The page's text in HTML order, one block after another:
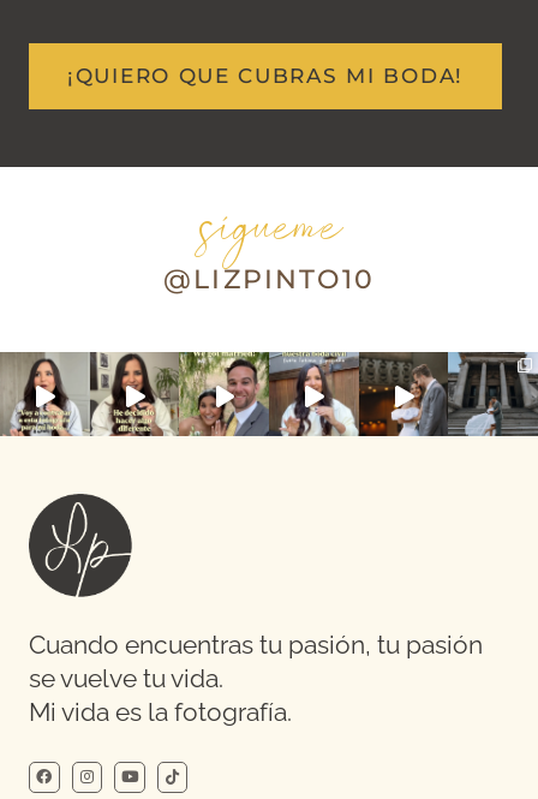
¡QUIERO QUE CUBRAS MI BODA!
sígueme
@LIZPINTO10
Cuando encuentras tu pasión, tu pasión
se vuelve tu vida.
Mi vida es la fotografía.